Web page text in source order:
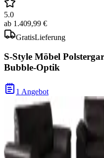
5.0
ab 1.409,99 €
GratisLieferung
S-Style Möbel
Bubble-Optik
1 Angebot